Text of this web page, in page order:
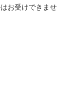
お受けできませ